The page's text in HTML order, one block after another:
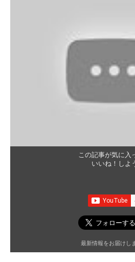
この記事が気に入
いいね！しよ
最新情報をお届けし